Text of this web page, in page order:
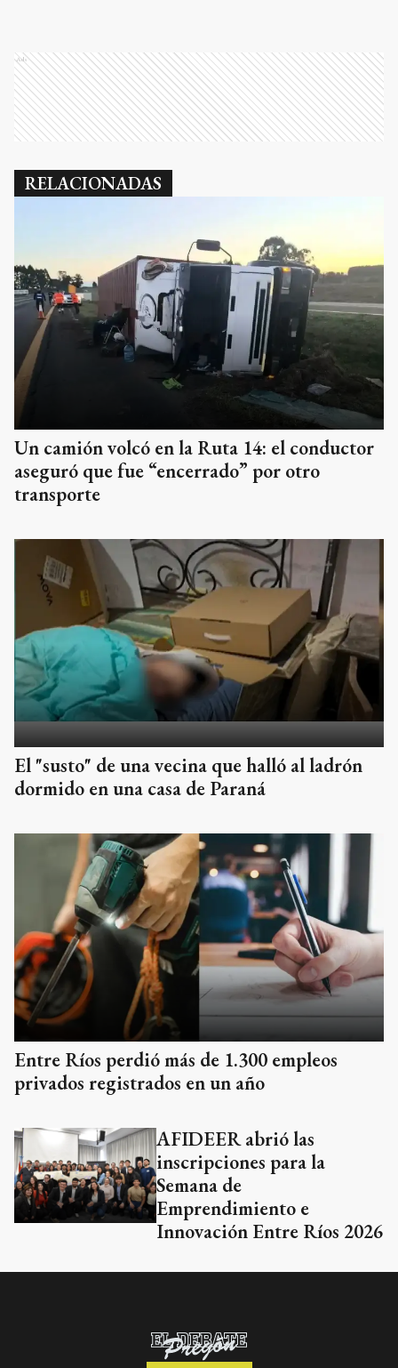
Ads
RELACIONADAS
Un camión volcó en la Ruta 14: el conductor
aseguró que fue “encerrado” por otro
transporte
El "susto" de una vecina que halló al ladrón
dormido en una casa de Paraná
Entre Ríos perdió más de 1.300 empleos
privados registrados en un año
AFIDEER abrió las
inscripciones para la
Semana de
Emprendimiento e
Innovación Entre Ríos 2026